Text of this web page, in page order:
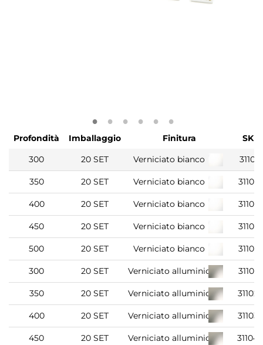
Profondità Imballaggio Finitura
SKU
300
20 SET Verniciato bianco
350 20 SET Verniciato bianco
400 20 SET Verniciato bianco
450 20 SET Verniciato bianco
500 20 SET Verniciato bianco
300 20 SET Verniciato alluminio
350 20 SET Verniciato alluminio
400 20 SET Verniciato alluminio
450 20 SET Verniciato alluminio